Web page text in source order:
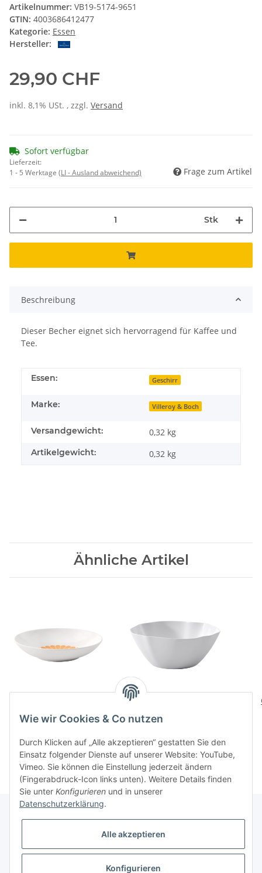
Artikelnummer: VB19-5174-9651
GTIN: 4003686412477
Kategorie: Essen
Hersteller:
29,90 CHF
inkl. 8,1% USt. , zzgl. Versand
Sofort verfügbar
Lieferzeit:
1 - 5 Werktage (LI - Ausland abweichend) Frage zum Artikel
Stk
Beschreibung
Dieser Becher eignet sich hervorragend für Kaffee und
Tee.
Essen: Geschirr
Marke: Villeroy & Boch
Versandgewicht: 0,32 kg
Artikelgewicht: 0,32 kg
Ähnliche Artikel
29,90 CHF*
62,90 CHF
Gesetzliche Informationen
Wie wir Cookies & Co nutzen
Durch Klicken auf „Alle akzeptieren“ gestatten Sie den
Einsatz folgender Dienste auf unserer Website: YouTube,
Vimeo. Sie können die Einstellung jederzeit ändern
(Fingerabdruck-Icon links unten). Weitere Details finden
Sie unter Konfigurieren und in unserer
Datenschutzerklärung.
Alle akzeptieren
Konfigurieren